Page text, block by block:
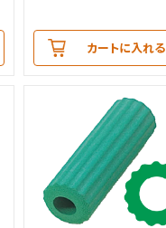
カートに入れる